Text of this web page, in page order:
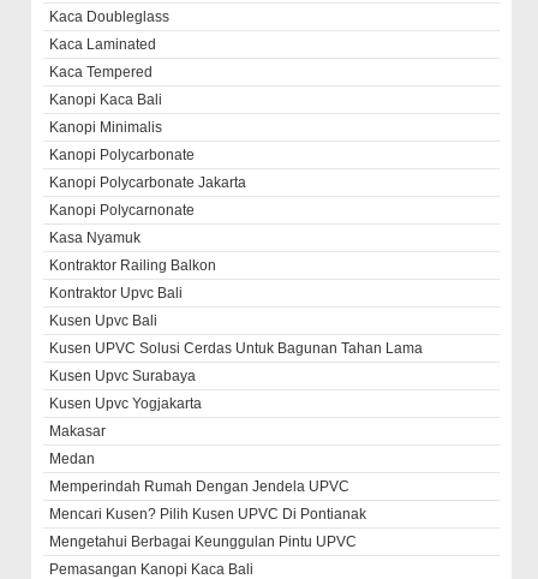
Kaca Doubleglass
Kaca Laminated
Kaca Tempered
Kanopi Kaca Bali
Kanopi Minimalis
Kanopi Polycarbonate
Kanopi Polycarbonate Jakarta
Kanopi Polycarnonate
Kasa Nyamuk
Kontraktor Railing Balkon
Kontraktor Upvc Bali
Kusen Upvc Bali
Kusen UPVC Solusi Cerdas Untuk Bagunan Tahan Lama
Kusen Upvc Surabaya
Kusen Upvc Yogjakarta
Makasar
Medan
Memperindah Rumah Dengan Jendela UPVC
Mencari Kusen? Pilih Kusen UPVC Di Pontianak
Mengetahui Berbagai Keunggulan Pintu UPVC
Pemasangan Kanopi Kaca Bali